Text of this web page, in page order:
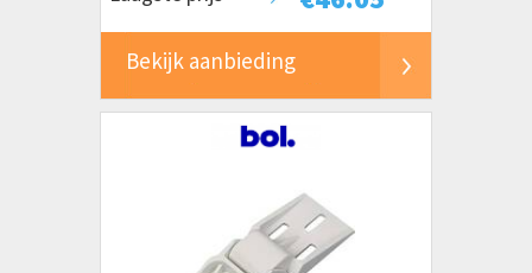
Bekijk aanbieding